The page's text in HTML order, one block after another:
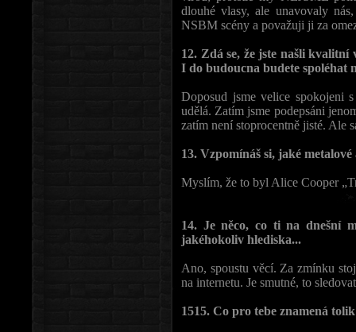
dlouhé vlasy, ale unavovaly
NSBM scény a považuji ji za
12. Zdá se, že jste našli
I do budoucna budete spoléhat
Doposud jsme velice spokojeni
udělá. Zatím jsme podepsáni
zatím není stoprocentně jisté. Ale
13. Vzpomínáš si, jaké
Myslím, že to byl Alice Cooper
14. Je něco, co ti na dnešní
jakéhokoliv hlediska...
Ano, spoustu věcí. Za zmínku
na internetu. Je smutné, to
1515. Co pro tebe znamená